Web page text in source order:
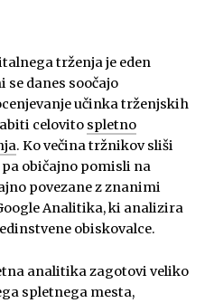
trženja je eden
se danes soočajo
učinka trženjskih
celovito spletno
. Ko večina tržnikov sliši
običajno pomisli na
povezane z znanimi
Analitika, ki analizira
obiskovalce.
analitika zagotovi veliko
spletnega mesta,